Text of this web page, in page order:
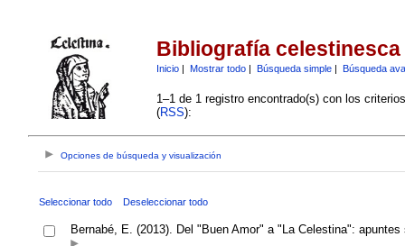
Bibliografía celestinesca
Inicio| Mostrar todo| Búsqueda simple| Búsqueda
1–1 de 1 registro encontrado(s) con los
(RSS):
Opciones de búsqueda y visualización
Seleccionar todo Deseleccionar todo
Bernabé, E. (2013). Del "Buen Amor" a "La Celestina":